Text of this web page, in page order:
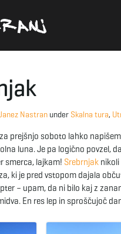
Nastran under Skalna tura,
prejšnjo soboto lahko
luna. Je pa logično povzel,
smerca, lajkam! Srebrnjak
ki je pred vstopom dajala
– upam, da ni bilo kaj z
En res lep in sproščujoč